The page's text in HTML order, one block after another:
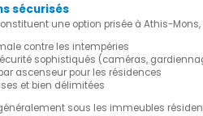
sécurisés
une option prisée à Athis-Mons,
contre les intempéries
sophistiqués (caméras,
ascenseur pour les résidences
et bien délimitées
sous les immeubles